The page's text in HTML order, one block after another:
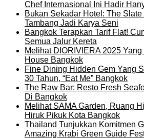
Chef Internasional Ini Hadir
Bukan Sekadar Hotel: The
Tambang Jadi Karya Seni
Bangkok Terapkan Tarif Flat!
Semua Jalur Kereta
Melihat DIORIVIERA 2025
House Bangkok
Fine Dining Hidden Gem Yang
30 Tahun, “Eat Me” Bangkok
The Raw Bar: Resto Fresh
Di Bangkok
Melihat SAMA Garden, Ruang
Hiruk Pikuk Kota Bangkok
Thailand Tunjukkan Komitmen
Amazing Krabi Green Guide